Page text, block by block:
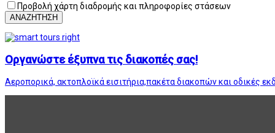
Προβολή χάρτη διαδρομής και πληροφορίες στάσεων
ΑΝΑΖΗΤΗΣΗ
Οργανώστε έξυπνα τις διακοπές σας!
Αεροπορικά, ακτοπλοϊκά εισιτήρια,πακέτα διακοπών και οδικές